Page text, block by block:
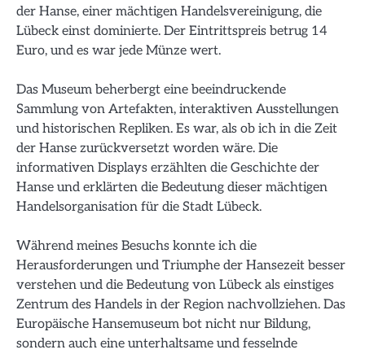
der Hanse, einer mächtigen Handelsvereinigung, die
Lübeck einst dominierte. Der Eintrittspreis betrug 14
Euro, und es war jede Münze wert.
Das Museum beherbergt eine beeindruckende
Sammlung von Artefakten, interaktiven Ausstellungen
und historischen Repliken. Es war, als ob ich in die Zeit
der Hanse zurückversetzt worden wäre. Die
informativen Displays erzählten die Geschichte der
Hanse und erklärten die Bedeutung dieser mächtigen
Handelsorganisation für die Stadt Lübeck.
Während meines Besuchs konnte ich die
Herausforderungen und Triumphe der Hansezeit besser
verstehen und die Bedeutung von Lübeck als einstiges
Zentrum des Handels in der Region nachvollziehen. Das
Europäische Hansemuseum bot nicht nur Bildung,
sondern auch eine unterhaltsame und fesselnde